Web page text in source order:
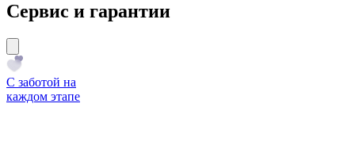
Сервис и гарантии
С заботой на
каждом этапе